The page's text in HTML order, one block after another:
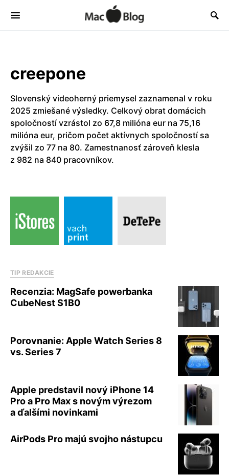
creepone
Slovenský videoherný priemysel zaznamenal v roku
2025 zmiešané výsledky. Celkový obrat domácich
spoločností vzrástol zo 67,8 milióna eur na 75,16
milióna eur, pričom počet aktívnych spoločností sa
zvýšil zo 77 na 80. Zamestnanosť zároveň klesla
z 982 na 840 pracovníkov.
TIP REDAKCIE
Recenzia: MagSafe powerbanka
CubeNest S1B0
Porovnanie: Apple Watch Series 8
vs. Series 7
Apple predstavil nový iPhone 14
Pro a Pro Max s novým výrezom
a ďalšími novinkami
AirPods Pro majú svojho nástupcu